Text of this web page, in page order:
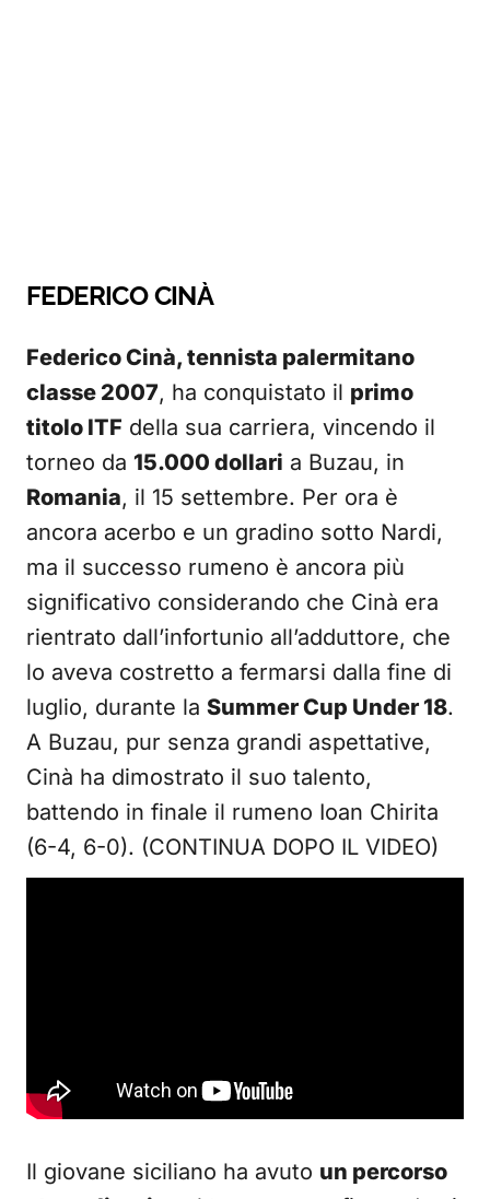
FEDERICO CINÀ
Federico Cinà, tennista palermitano
classe 2007, ha conquistato il primo
titolo ITF della sua carriera, vincendo il
torneo da 15.000 dollari a Buzau, in
Romania, il 15 settembre. Per ora è
ancora acerbo e un gradino sotto Nardi,
ma il successo rumeno è ancora più
significativo considerando che Cinà era
rientrato dall’infortunio all’adduttore, che
lo aveva costretto a fermarsi dalla fine di
luglio, durante la Summer Cup Under 18.
A Buzau, pur senza grandi aspettative,
Cinà ha dimostrato il suo talento,
battendo in finale il rumeno Ioan Chirita
(6-4, 6-0). (CONTINUA DOPO IL VIDEO)
Il giovane siciliano ha avuto un percorso